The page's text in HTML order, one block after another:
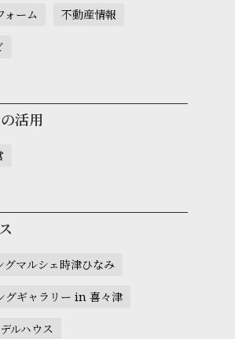
ォーム 不動産情報
活用
グマルシェ時津ひなみ
グギャラリー in 喜々津
ルハウス